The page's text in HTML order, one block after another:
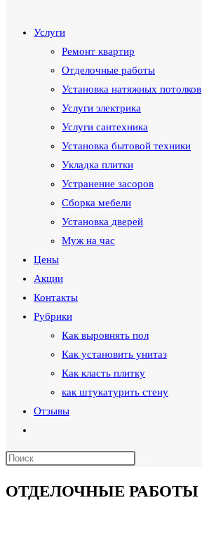
сайту
Услуги
Ремонт квартир
Отделочные работы
Установка натяжных потолков
Услуги электрика
Услуги сантехника
Установка бытовой техники
Укладка плитки
Устранение засоров
Сборка мебели
Установка дверей
Муж на час
Цены
Акции
Контакты
Рубрики
Как выровнять пол
Как установить унитаз
Как класть плитку
как штукатурить стену
Отзывы
по
веб-
ОТДЕЛОЧНЫЕ РАБОТЫ